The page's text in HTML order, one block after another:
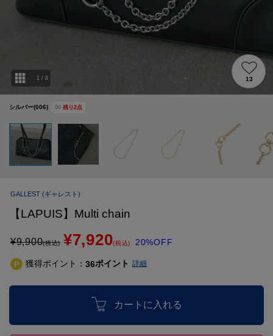
シルバー(006) 00 残り 2点
1 / 8 13
GALLEST (ギャレスト)
【LAPUIS】Multi chain
¥9,900(税込) ¥7,920(税込) 20%OFF
獲得ポイント： 36ポイント 詳細
カートに入れる